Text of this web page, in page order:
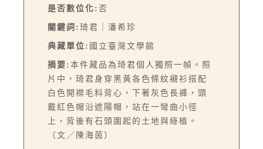
是否數位化: 否
關鍵詞: 琦君｜潘希珍
典藏單位: 國立臺灣文學館
摘要: 本件藏品為琦君個人獨照一幀。照
片中，琦君身穿黑黃各色條紋襯衫搭配
白色開襟毛料背心，下著灰色長褲，頭
戴紅色帽沿遮陽帽，站在一彎曲小徑
上，背後有石頭圍起的土地與綠植。
（文／陳海茵）